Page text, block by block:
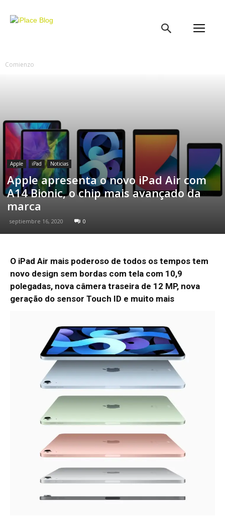
Comienzo
Apple iPad Noticias
Apple apresenta o novo iPad Air com
A14 Bionic, o chip mais avançado da
marca
septiembre 16, 2020 0
O iPad Air mais poderoso de todos os tempos tem
novo design sem bordas com tela com 10,9
polegadas, nova câmera traseira de 12 MP, nova
geração do sensor Touch ID e muito mais